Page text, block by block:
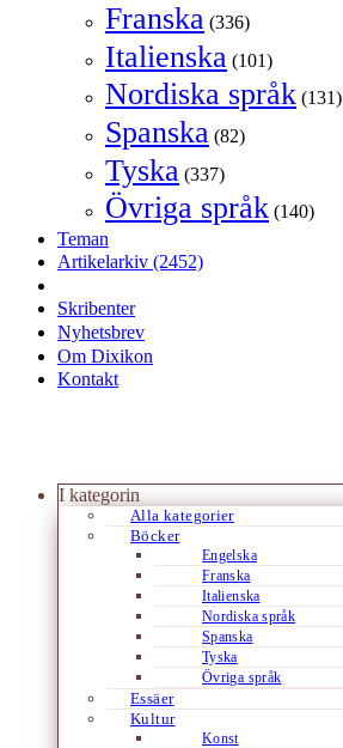
Franska (336)
Italienska (101)
Nordiska språk (131)
Spanska (82)
Tyska (337)
Övriga språk (140)
Teman
Artikelarkiv (2452)
Skribenter
Nyhetsbrev
Om Dixikon
Kontakt
I kategorin
Alla kategorier
Böcker
Engelska
Franska
Italienska
Nordiska språk
Spanska
Tyska
Övriga språk
Essäer
Kultur
Konst